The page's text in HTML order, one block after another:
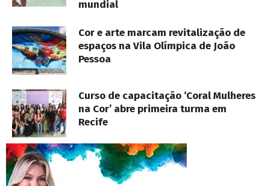
mundial
Cor e arte marcam revitalização de
espaços na Vila Olímpica de João
Pessoa
Curso de capacitação ‘Coral Mulheres
na Cor’ abre primeira turma em
Recife